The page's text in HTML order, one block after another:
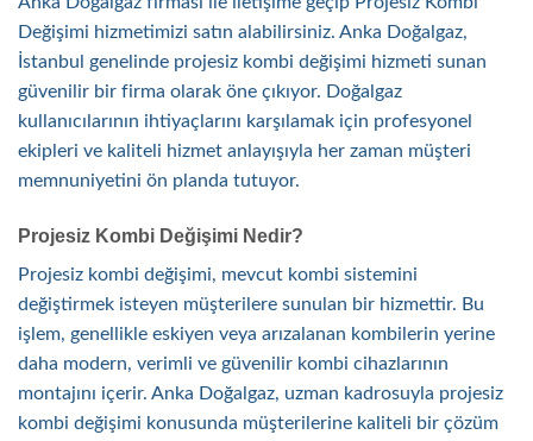
Değişimi hizmetimizi satın alabilirsiniz. Anka Doğalgaz,
İstanbul genelinde projesiz kombi değişimi hizmeti sunan
güvenilir bir firma olarak öne çıkıyor. Doğalgaz
kullanıcılarının ihtiyaçlarını karşılamak için profesyonel
ekipleri ve kaliteli hizmet anlayışıyla her zaman müşteri
memnuniyetini ön planda tutuyor.
Projesiz Kombi Değişimi Nedir?
Projesiz kombi değişimi, mevcut kombi sistemini
değiştirmek isteyen müşterilere sunulan bir hizmettir. Bu
işlem, genellikle eskiyen veya arızalanan kombilerin yerine
daha modern, verimli ve güvenilir kombi cihazlarının
montajını içerir. Anka Doğalgaz, uzman kadrosuyla projesiz
kombi değişimi konusunda müşterilerine kaliteli bir çözüm